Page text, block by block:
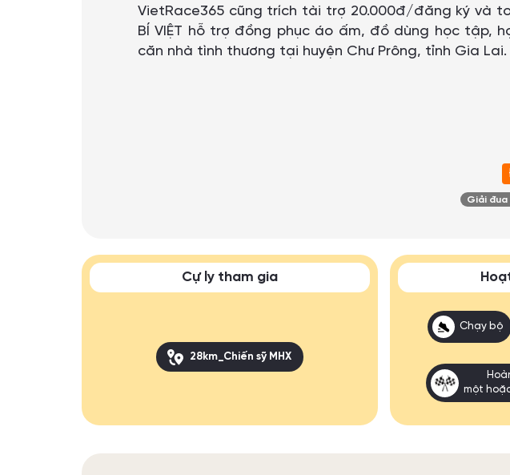
VietRace365 cũng trích tài trợ 20.000đ/đăng ký và
BÍ VIỆT hỗ trợ đồng phục áo ấm, đồ dùng học tập,
căn nhà tình thương tại huyện Chư Prông, tỉnh Gia Lai.
Giải đua
Cự ly tham gia
28km_Chiến sỹ MHX
Chạy bộ
một